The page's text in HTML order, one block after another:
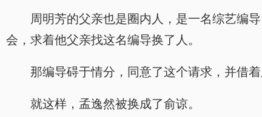
周明芳的父亲也是圈内人，是一名综艺编
会，求着他父亲找这名编导换了人。
那编导碍于情分，同意了这个请求，并借
就这样，孟逸然被换成了俞谅。